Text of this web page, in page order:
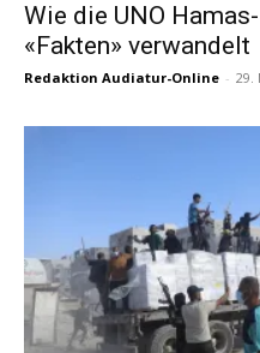
Wie die UNO
«Fakten» verwandelt
Redaktion Audiatur-Online - 29.